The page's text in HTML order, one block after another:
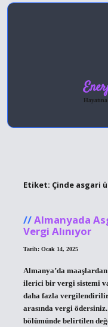
Etiket: Çinde asgari
Almanyada
Vergi Alınıyor
Tarih: Ocak 14, 2025
Almanya’da
ilerici bir vergi sistemi
daha fazla
arasında vergi
bölümünde belirtilen